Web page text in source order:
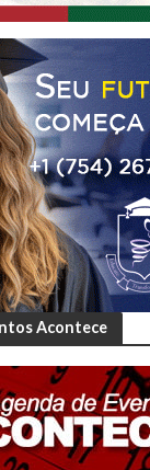
Acontece